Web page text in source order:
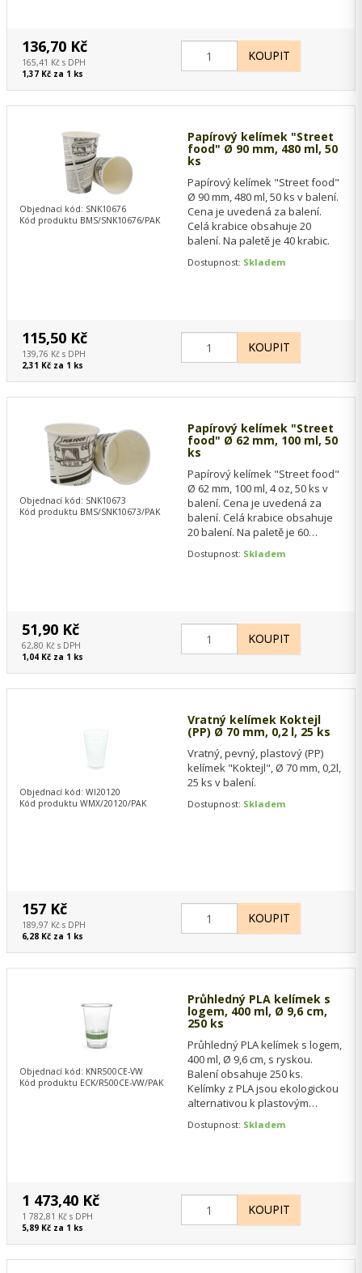
136,70 Kč
165,41 Kč s DPH
1,37 Kč za 1 ks
Papírový kelímek "Street
food" Ø 90 mm, 480 ml, 50
ks
Papírový kelímek "Street food"
Ø 90 mm, 480 ml, 50 ks v balení.
Cena je uvedená za balení.
Celá krabice obsahuje 20
balení. Na paletě je 40 krabic.
Dostupnost: Skladem
Objednací kód: SNK10676
Kód produktu BMS/SNK10676/PAK
115,50 Kč
139,76 Kč s DPH
2,31 Kč za 1 ks
Papírový kelímek "Street
food" Ø 62 mm, 100 ml, 50
ks
Papírový kelímek "Street food"
Ø 62 mm, 100 ml, 4 oz, 50 ks v
balení. Cena je uvedená za
balení. Celá krabice obsahuje
20 balení. Na paletě je 60
Dostupnost: Skladem
Objednací kód: SNK10673
Kód produktu BMS/SNK10673/PAK
51,90 Kč
62,80 Kč s DPH
1,04 Kč za 1 ks
Vratný kelímek Koktejl
(PP) Ø 70 mm, 0,2 l, 25 ks
Vratný, pevný, plastový (PP)
kelímek "Koktejl", Ø 70 mm, 0,2l,
25 ks v balení.
Dostupnost: Skladem
Objednací kód: WI20120
Kód produktu WMX/20120/PAK
157 Kč
189,97 Kč s DPH
6,28 Kč za 1 ks
Průhledný PLA kelímek s
logem, 400 ml, Ø 9,6 cm,
250 ks
Průhledný PLA kelímek s logem,
400 ml, Ø 9,6 cm, s ryskou.
Balení obsahuje 250 ks.
Kelímky z PLA jsou ekologickou
alternativou k plastovým
Nápojové…
Dostupnost: Skladem
Objednací kód: KNR500CE-VW
Kód produktu ECK/R500CE-VW/PAK
1 473,40 Kč
1 782,81 Kč s DPH
5,89 Kč za 1 ks